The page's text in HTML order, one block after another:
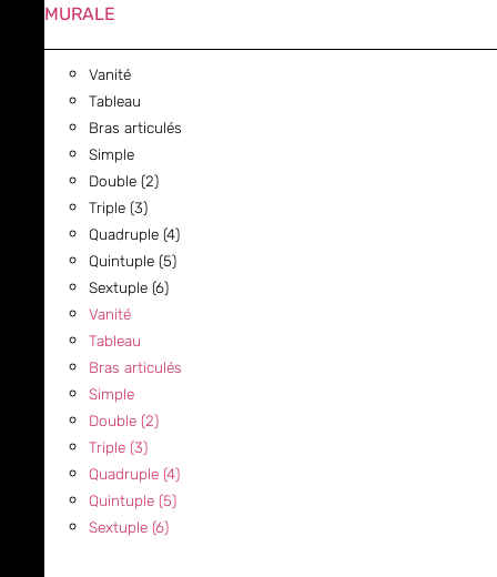
MURALE
Vanité
Tableau
Bras articulés
Simple
Double (2)
Triple (3)
Quadruple (4)
Quintuple (5)
Sextuple (6)
Vanité
Tableau
Bras articulés
Simple
Double (2)
Triple (3)
Quadruple (4)
Quintuple (5)
Sextuple (6)